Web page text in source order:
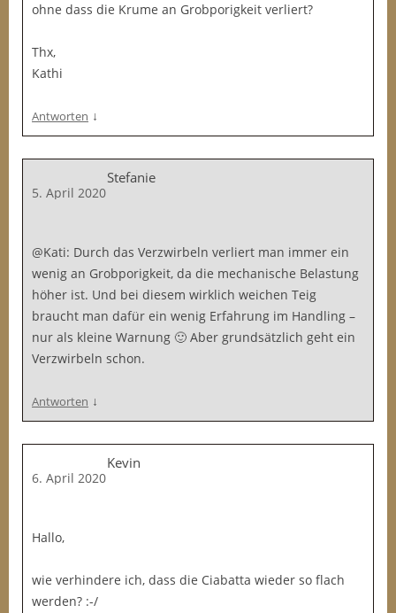
ohne dass die Krume an Grobporigkeit verliert?
Thx,
Kathi
Antworten ↓
Stefanie
5. April 2020
@Kati: Durch das Verzwirbeln verliert man immer ein
wenig an Grobporigkeit, da die mechanische Belastung
höher ist. Und bei diesem wirklich weichen Teig
braucht man dafür ein wenig Erfahrung im Handling –
nur als kleine Warnung 🙂 Aber grundsätzlich geht ein
Verzwirbeln schon.
Antworten ↓
Kevin
6. April 2020
Hallo,
wie verhindere ich, dass die Ciabatta wieder so flach
werden? :-/